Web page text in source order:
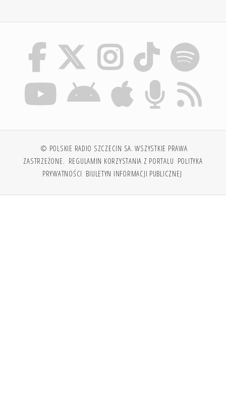
© POLSKIE RADIO SZCZECIN SA. WSZYSTKIE PRAWA
ZASTRZEŻONE. REGULAMIN KORZYSTANIA Z PORTALU POLITYKA
PRYWATNOŚCI BIULETYN INFORMACJI PUBLICZNEJ